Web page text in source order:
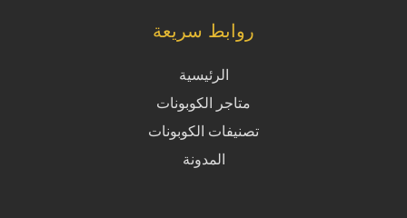
روابط سريعة
الرئيسية
متاجر الكوبونات
تصنيفات الكوبونات
المدونة